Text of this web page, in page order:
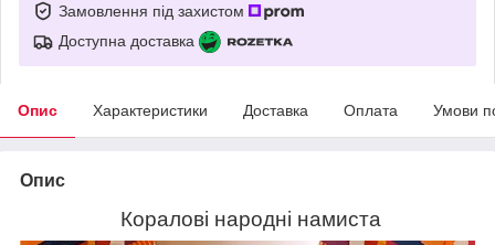
Замовлення під захистом
Доступна доставка
Опис Характеристики Доставка Оплата Умови
Опис
Коралові народні намиста